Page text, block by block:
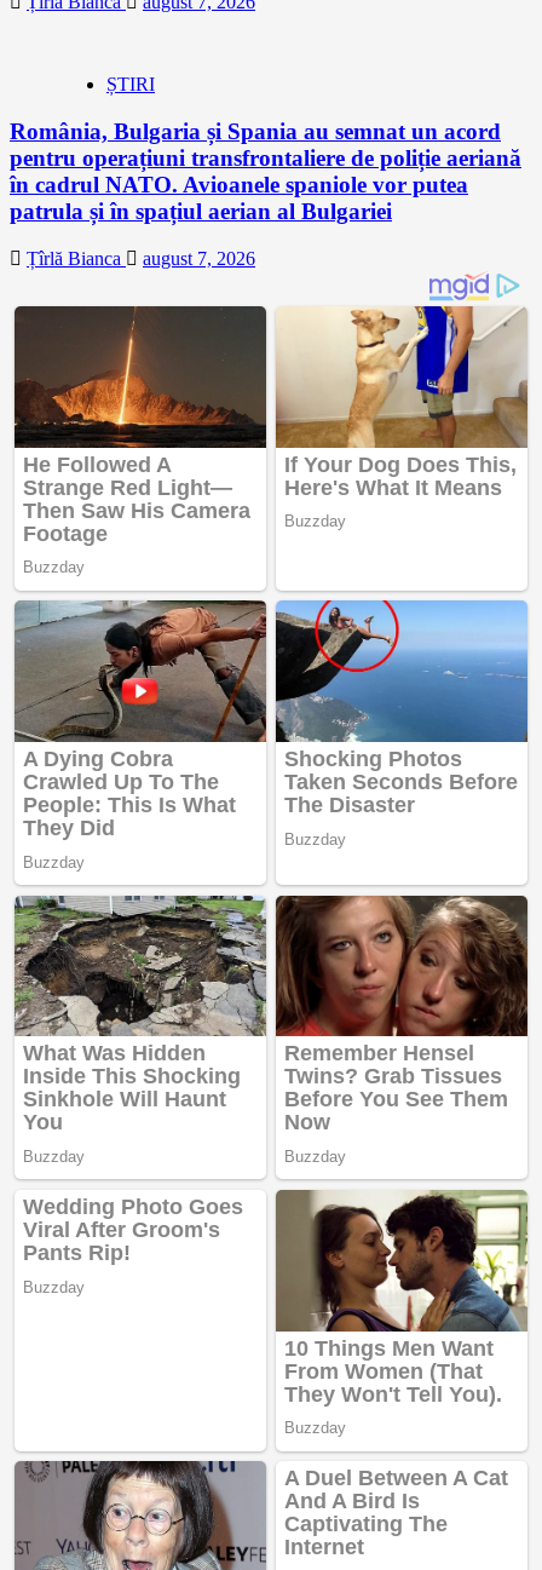
ȘTIRI
România, Bulgaria și Spania au semnat un acord
pentru operațiuni transfrontaliere de poliție aeriană
în cadrul NATO. Avioanele spaniole vor putea
patrula și în spațiul aerian al Bulgariei
Țîrlă Bianca august 7, 2026